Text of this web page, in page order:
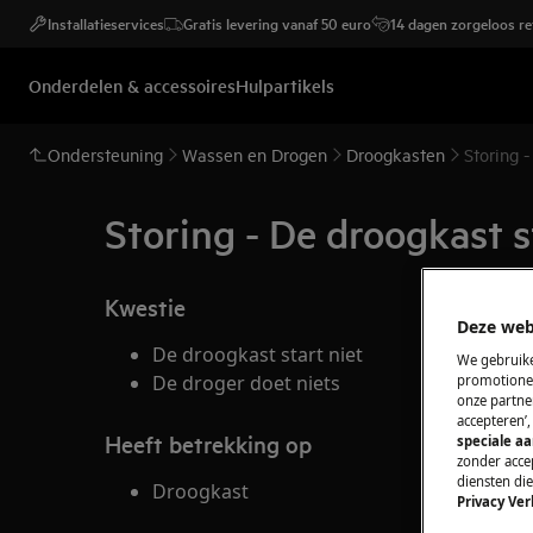
Installatieservices Gratis levering vanaf 50 euro 14 dagen zorgeloos
Onderdelen & accessoiresHulpartikels
Ondersteuning Wassen en Drogen Droogkasten Storing
Storing - De droogkast
Kwestie
De droogkast start niet
De droger doet niets
Heeft betrekking op
Droogkast
Deze
We
onze
speciale
zonder
diensten
Privacy